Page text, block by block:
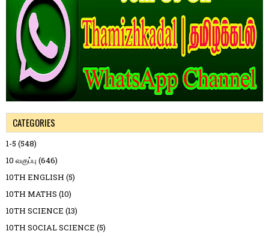
CATEGORIES
1-5 (548)
10 வகுப்பு (646)
10TH ENGLISH (5)
10TH MATHS (10)
10TH SCIENCE (13)
10TH SOCIAL SCIENCE (5)